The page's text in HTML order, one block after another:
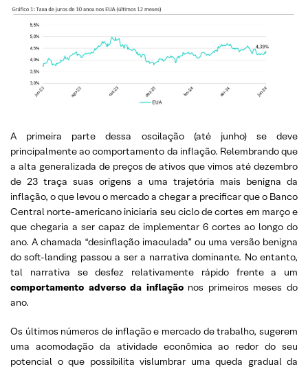
A primeira parte dessa oscilação (até junho) se deve
principalmente ao comportamento da inflação. Relembrando que
a alta generalizada de preços de ativos que vimos até dezembro
de 23 traça suas origens a uma trajetória mais benigna da
inflação, o que levou o mercado a chegar a precificar que o Banco
Central norte-americano iniciaria seu ciclo de cortes em março e
que chegaria a ser capaz de implementar 6 cortes ao longo do
ano. A chamada “desinflação imaculada” ou uma versão benigna
do soft-landing passou a ser a narrativa dominante. No entanto,
tal narrativa se desfez relativamente rápido frente a um
comportamento adverso da inflaçãonos primeiros meses do
ano.
Os últimos números de inflação e mercado de trabalho, sugerem
uma acomodação da atividade econômica ao redor do seu
potencial o que possibilita vislumbrar uma queda gradual da